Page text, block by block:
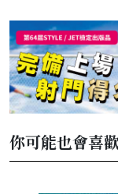
你可能也會喜